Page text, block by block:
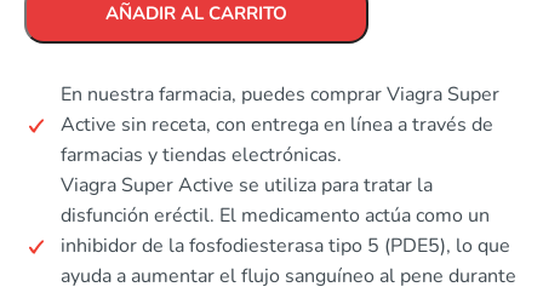
AÑADIR AL CARRITO
En nuestra farmacia, puedes comprar Viagra Super
Active sin receta, con entrega en línea a través de
farmacias y tiendas electrónicas.
Viagra Super Active se utiliza para tratar la
disfunción eréctil. El medicamento actúa como un
inhibidor de la fosfodiesterasa tipo 5 (PDE5), lo que
ayuda a aumentar el flujo sanguíneo al pene durante